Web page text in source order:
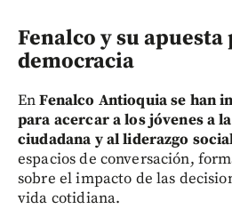
Fenalco y su apuesta
democracia
EnFenalco Antioquia se han
para acercar a los jóvenes a
ciudadana y al liderazgo
espacios de conversación,
sobre el impacto de las
vida cotidiana.